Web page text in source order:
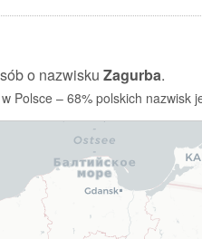
o nazwisku Zagurba.
Polsce – 68% polskich nazwisk